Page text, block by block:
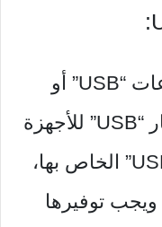
يمكن استعمال وتفعيل موزعات “USB” أو
عدم تفعيلها، حيث يقوم معيار “USB” للأجهزة
بسحب طاقتها من اتصال “USB” الخاص بها،
توفيرها